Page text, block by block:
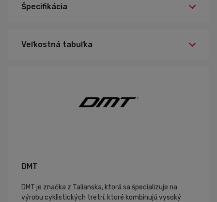
Špecifikácia
čierna
Veľkostná tabuľka
DMT
DMT je značka z Talianska, ktorá sa špecializuje na
výrobu cyklistických tretrí, ktoré kombinujú vysoký